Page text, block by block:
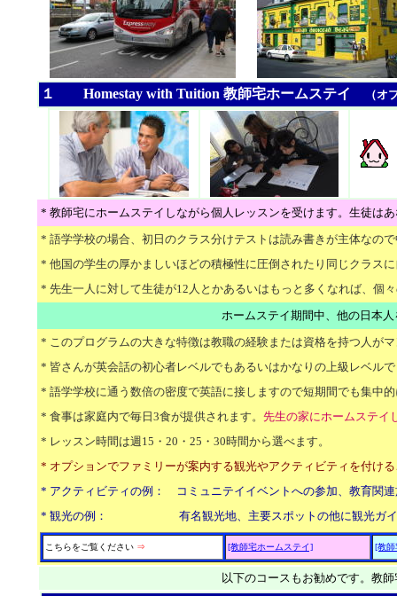
１ Homestay with Tuition 教師宅ホームステイ （オ
* 教師宅にホームステイしながら個人レッスンを受けます。生徒は
* 語学学校の場合、初日のクラス分けテストは読み書きが主体なの
* 他国の学生の厚かましいほどの積極性に圧倒されたり同じクラス
* 先生一人に対して生徒が12人とかあるいはもっと多くなれば、個
ホームステイ期間中、他の日本
* このプログラムの大きな特徴は教職の経験または資格を持つ人が
* 皆さんが英会話の初心者レベルでもあるいはかなりの上級レベル
* 語学学校に通う数倍の密度で英語に接しますので短期間でも集中
* 食事は家庭内で毎日3食が提供されます。 先生の家にホームステイ
* レッスン時間は週15・20・25・30時間から選べます。
* オプションでファミリーが案内する観光やアクティビティを付け
* アクティビティの例： コミュニテイイベントへの参加、教育関
* 観光の例： 有名観光地、主要スポットの他に観光ガイド
こちらをご覧ください ⇒ [教師宅ホームステイ] [教師
以下のコースもお勧めです。教